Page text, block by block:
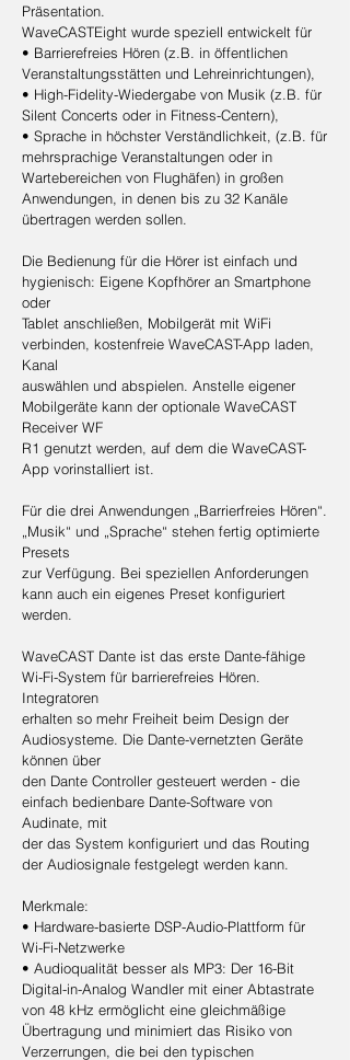
Präsentation.
WaveCASTEight wurde speziell entwickelt für
• Barrierefreies Hören (z.B. in öffentlichen
Veranstaltungsstätten und Lehreinrichtungen),
• High-Fidelity-Wiedergabe von Musik (z.B. für
Silent Concerts oder in Fitness-Centern),
• Sprache in höchster Verständlichkeit, (z.B. für
mehrsprachige Veranstaltungen oder in
Wartebereichen von Flughäfen) in großen
Anwendungen, in denen bis zu 32 Kanäle
übertragen werden sollen.
Die Bedienung für die Hörer ist einfach und
hygienisch: Eigene Kopfhörer an Smartphone
oder
Tablet anschließen, Mobilgerät mit WiFi
verbinden, kostenfreie WaveCAST-App laden,
Kanal
auswählen und abspielen. Anstelle eigener
Mobilgeräte kann der optionale WaveCAST
Receiver WF
R1 genutzt werden, auf dem die WaveCAST-
App vorinstalliert ist.
Für die drei Anwendungen „Barrierfreies Hören“.
„Musik“ und „Sprache“ stehen fertig optimierte
Presets
zur Verfügung. Bei speziellen Anforderungen
kann auch ein eigenes Preset konfiguriert
werden.
WaveCAST Dante ist das erste Dante-fähige
Wi-Fi-System für barrierefreies Hören.
Integratoren
erhalten so mehr Freiheit beim Design der
Audiosysteme. Die Dante-vernetzten Geräte
können über
den Dante Controller gesteuert werden - die
einfach bedienbare Dante-Software von
Audinate, mit
der das System konfiguriert und das Routing
der Audiosignale festgelegt werden kann.
Merkmale:
• Hardware-basierte DSP-Audio-Plattform für
Wi-Fi-Netzwerke
• Audioqualität besser als MP3: Der 16-Bit
Digital-in-Analog Wandler mit einer Abtastrate
von 48 kHz ermöglicht eine gleichmäßige
Übertragung und minimiert das Risiko von
Verzerrungen, die bei den typischen